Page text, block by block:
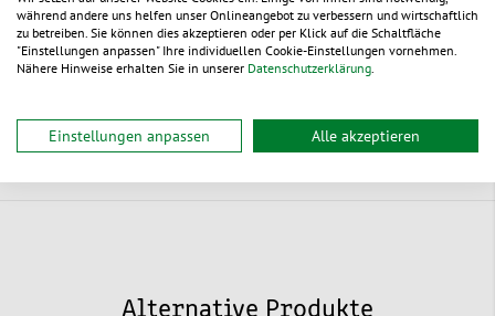
Zur Bestelltabelle ↑ Beratung anfordern
Alternative Produkte
während andere uns helfen unser Onlineangebot zu verbessern und wirtschaftlich
zu betreiben. Sie können dies akzeptieren oder per Klick auf die Schaltfläche
"Einstellungen anpassen" Ihre individuellen Cookie-Einstellungen vornehmen.
Nähere Hinweise erhalten Sie in unserer Datenschutzerklärung
Einstellungen anpassen Alle akzeptieren